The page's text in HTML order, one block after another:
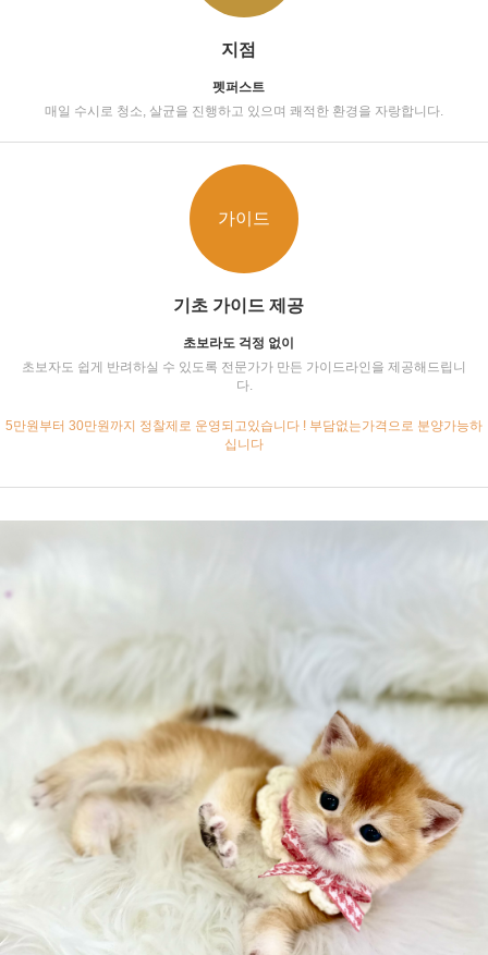
지점
펫퍼스트
매일 수시로 청소, 살균을 진행하고 있으며 쾌적한 환경을 자랑합니다.
가이드
기초 가이드 제공
초보라도 걱정 없이
초보자도 쉽게 반려하실 수 있도록 전문가가 만든 가이드라인을 제공해드립니
다.
5만원부터 30만원까지 정찰제로 운영되고있습니다 ! 부담없는가격으로 분양가능하
십니다